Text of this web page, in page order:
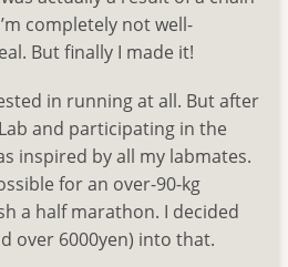
completely not well-
But finally I made it!
in running at all. But after
and participating in the
inspired by all my labmates.
for an over-90-kg
a half marathon. I decided
over 6000yen) into that.